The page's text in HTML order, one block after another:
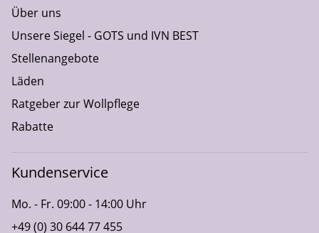
Über uns
Unsere Siegel - GOTS und IVN BEST
Stellenangebote
Läden
Ratgeber zur Wollpflege
Rabatte
Kundenservice
Mo. - Fr. 09:00 - 14:00 Uhr
+49 (0) 30 644 77 455